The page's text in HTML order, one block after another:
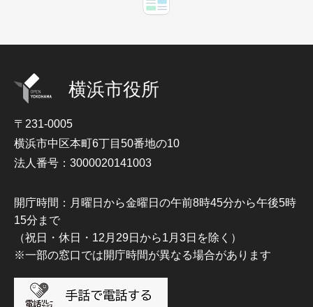
横浜市役所
〒231-0005
横浜市中区本町6丁目50番地の10
法人番号：3000020141003
開庁時間：月曜日から金曜日の午前8時45分から午後5時
15分まで
（祝日・休日・12月29日から1月3日を除く）
※一部の窓口では開庁時間が異なる場合があります